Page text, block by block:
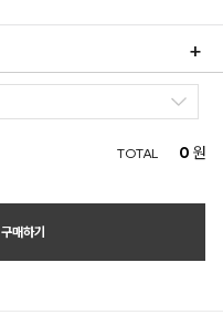
TOTAL 0 원
구매하기